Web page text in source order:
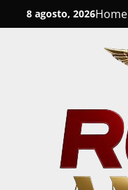
to
8 agosto, 2026Home